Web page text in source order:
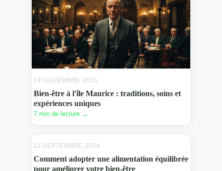
14 NOVEMBRE 2025
Bien-être à l'île Maurice : traditions, soins et
expériences uniques
7 min de lecture →
BIEN ÊTRE
11 SEPTEMBRE 2024
Comment adopter une alimentation équilibrée
pour améliorer votre bien-être